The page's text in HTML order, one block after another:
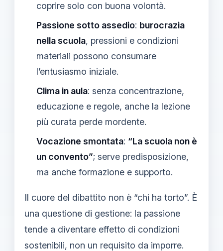
coprire solo con buona volontà.
Passione sotto assedio: burocrazia
nella scuola, pressioni e condizioni
materiali possono consumare
l’entusiasmo iniziale.
Clima in aula: senza concentrazione,
educazione e regole, anche la lezione
più curata perde mordente.
Vocazione smontata: “La scuola non è
un convento”; serve predisposizione,
ma anche formazione e supporto.
Il cuore del dibattito non è “chi ha torto”. È
una questione di gestione: la passione
tende a diventare effetto di condizioni
sostenibili, non un requisito da imporre.